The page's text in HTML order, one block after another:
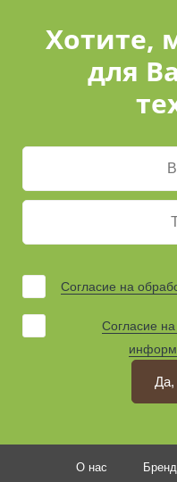
Хотите,
для
Согласие на
Согласие
Да,
О нас